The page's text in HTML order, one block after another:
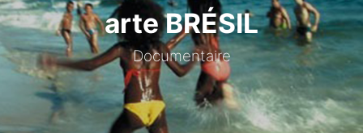
arte BRÉSIL
Documentaire